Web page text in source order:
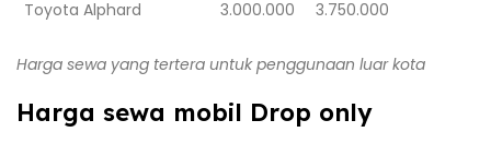
Toyota Alphard
3.000.000 3.750.000
Harga sewa yang tertera untuk penggunaan luar kota
Harga sewa mobil Drop only